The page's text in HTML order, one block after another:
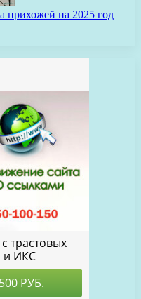
прихожей на 2025 год